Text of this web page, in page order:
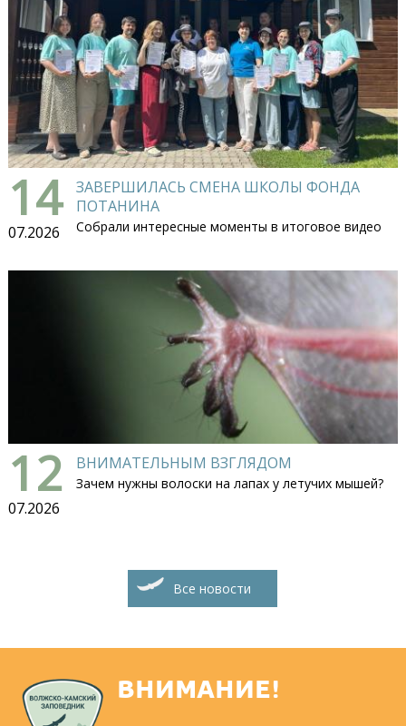
14
07.2026
ЗАВЕРШИЛАСЬ СМЕНА ШКОЛЫ ФОНДА
ПОТАНИНА
Собрали интересные моменты в итоговое видео
12
07.2026
ВНИМАТЕЛЬНЫМ ВЗГЛЯДОМ
Зачем нужны волоски на лапах у летучих мышей?
Все новости
ВНИМАНИЕ!